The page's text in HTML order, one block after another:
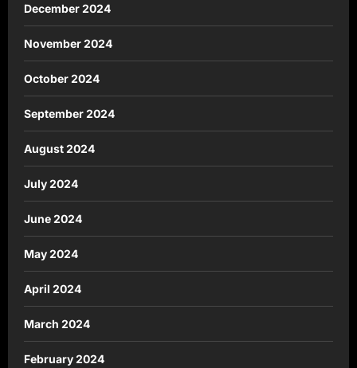
December 2024
November 2024
October 2024
September 2024
August 2024
July 2024
June 2024
May 2024
April 2024
March 2024
February 2024